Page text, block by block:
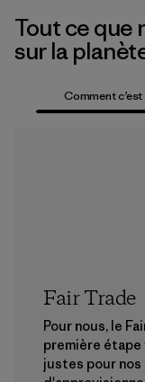
Tout ce que
sur la
Comment
Fair Trade
Pour nous, le
première
justes pour nos